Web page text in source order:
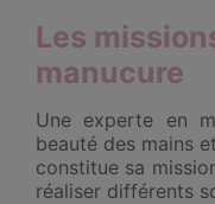
Les
manucure
Une experte en
beauté des mains
constitue sa
réaliser différents